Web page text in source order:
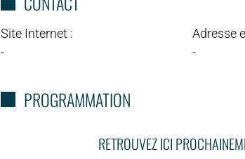
Site Internet :
-
Adresse
-
PROGRAMMATION
RETROUVEZ ICI